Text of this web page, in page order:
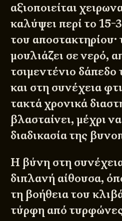
αξιοποιείται
καλύψει περί το
του αποστακτηρίου·
μουλιάζει σε νερό,
τσιμεντένιο
και στη συνέχεια
τακτά χρονικά
βλασταίνει, μέχρι
διαδικασία της
Η βύνη στη
διπλανή αίθουσα,
τη βοήθεια του
τύρφη από